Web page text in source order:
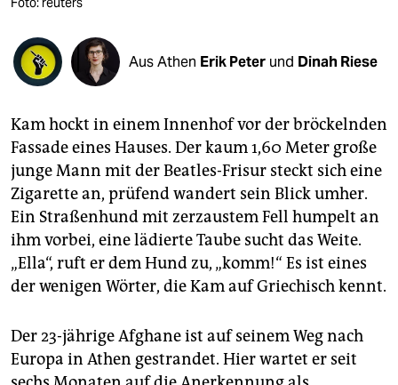
shop
fragen & hilfe
unterstützen
abo
genossenschaft
epaper login
Aus Athen Erik Peter und Dinah Riese
Kam hockt in einem Innenhof vor der bröckelnden
Fassade eines Hauses. Der kaum 1,60 Meter große
junge Mann mit der Beatles-Frisur steckt sich eine
Zigarette an, prüfend wandert sein Blick umher.
Ein Straßenhund mit zerzaustem Fell humpelt an
ihm vorbei, eine lädierte Taube sucht das Weite.
„Ella“, ruft er dem Hund zu, „komm!“ Es ist eines
der wenigen Wörter, die Kam auf Griechisch kennt.
Der 23-jährige Afghane ist auf seinem Weg nach
Europa in Athen gestrandet. Hier wartet er seit